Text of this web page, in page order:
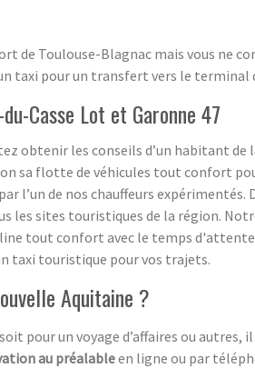
de Toulouse-Blagnac mais vous ne
taxi pour un transfert vers le terminal
Casse Lot et Garonne 47
obtenir les conseils d’un habitant
sa flotte de véhicules tout confort
l’un de nos chauffeurs
sites touristiques de la région.
tout confort avec le temps
taxi touristique pour vos trajets.
Aquitaine ?
pour un voyage d’affaires ou autres,
au préalableen ligne ou par